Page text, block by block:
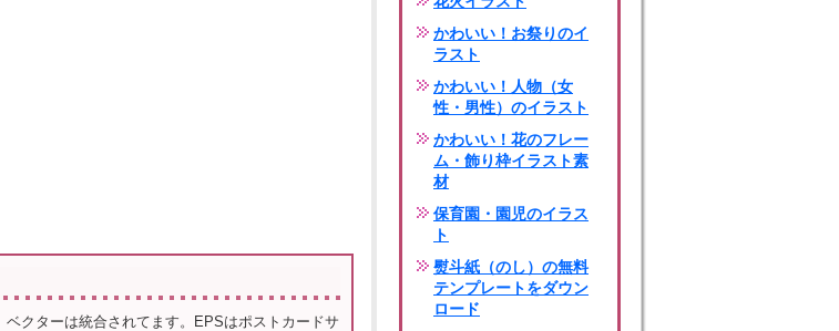
クターは統合されてます。EPSはポストカードサ
かわいい！お祭りのイ
ラスト
かわいい！人物（女
性・男性）のイラスト
かわいい！花のフレー
ム・飾り枠イラスト素
材
保育園・園児のイラス
ト
熨斗紙（のし）の無料
テンプレートをダウン
ロード